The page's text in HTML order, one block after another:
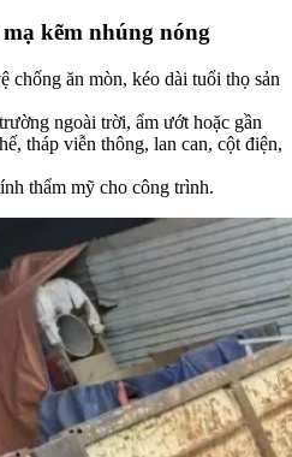
kẽm nhúng nóng
chống ăn mòn, kéo dài tuổi thọ sản
ngoài trời, ẩm ướt hoặc gần
tháp viễn thông, lan can, cột điện,
thẩm mỹ cho công trình.